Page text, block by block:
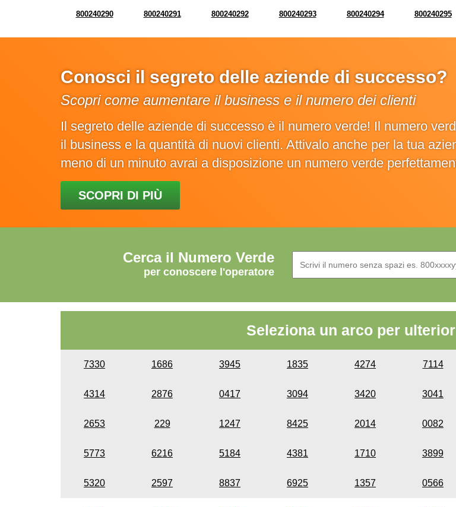
800240290 800240291 800240292 800240293 800240294 800240295
Conosci il segreto delle aziende di successo?
Scopri come aumentare il business e il numero dei clienti
Il segreto delle aziende di successo è il numero verde! Il numero
il business e la quantità di nuovi clienti. Attivalo anche per la tua
meno di un minuto avrai a disposizione un numero verde
SCOPRI DI PIÙ
Cerca il Numero Verde
per conoscere l'operatore
Seleziona un arco per
7330 1686 3945 1835 4274 7114
4314 2876 0417 3094 3420 3041
2653 229 1247 8425 2014 0082
5773 6216 5184 4381 1710 3899
5320 2597 8837 6925 1357 0566